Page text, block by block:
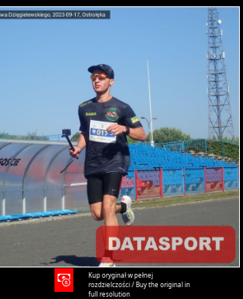
Kup oryginał w pełnej
rozdzielczości / Buy the original in
full resolution